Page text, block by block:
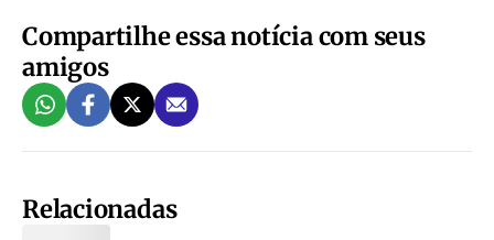
Compartilhe essa notícia com seus
amigos
Relacionadas